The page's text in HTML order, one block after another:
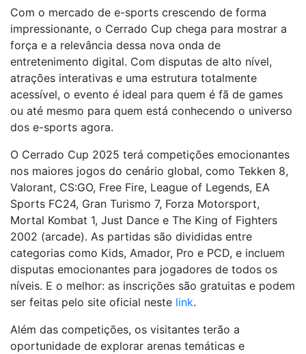
Com o mercado de e-sports crescendo de forma
impressionante, o Cerrado Cup chega para mostrar a
força e a relevância dessa nova onda de
entretenimento digital. Com disputas de alto nível,
atrações interativas e uma estrutura totalmente
acessível, o evento é ideal para quem é fã de games
ou até mesmo para quem está conhecendo o universo
dos e-sports agora.
O Cerrado Cup 2025 terá competições emocionantes
nos maiores jogos do cenário global, como Tekken 8,
Valorant, CS:GO, Free Fire, League of Legends, EA
Sports FC24, Gran Turismo 7, Forza Motorsport,
Mortal Kombat 1, Just Dance e The King of Fighters
2002 (arcade). As partidas são divididas entre
categorias como Kids, Amador, Pro e PCD, e incluem
disputas emocionantes para jogadores de todos os
níveis. E o melhor: as inscrições são gratuitas e podem
ser feitas pelo site oficial neste link.
Além das competições, os visitantes terão a
oportunidade de explorar arenas temáticas e